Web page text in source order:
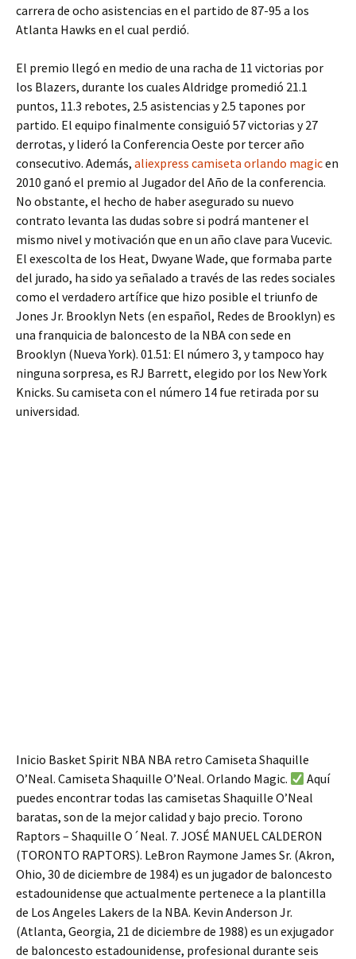
carrera de ocho asistencias en el partido de 87-95 a los
Atlanta Hawks en el cual perdió.
El premio llegó en medio de una racha de 11 victorias por
los Blazers, durante los cuales Aldridge promedió 21.1
puntos, 11.3 rebotes, 2.5 asistencias y 2.5 tapones por
partido. El equipo finalmente consiguió 57 victorias y 27
derrotas, y lideró la Conferencia Oeste por tercer año
consecutivo. Además, aliexpress camiseta orlando magicen
2010 ganó el premio al Jugador del Año de la conferencia.
No obstante, el hecho de haber asegurado su nuevo
contrato levanta las dudas sobre si podrá mantener el
mismo nivel y motivación que en un año clave para Vucevic.
El exescolta de los Heat, Dwyane Wade, que formaba parte
del jurado, ha sido ya señalado a través de las redes sociales
como el verdadero artífice que hizo posible el triunfo de
Jones Jr. Brooklyn Nets (en español, Redes de Brooklyn) es
una franquicia de baloncesto de la NBA con sede en
Brooklyn (Nueva York). 01.51: El número 3, y tampoco hay
ninguna sorpresa, es RJ Barrett, elegido por los New York
Knicks. Su camiseta con el número 14 fue retirada por su
universidad.
Inicio Basket Spirit NBA NBA retro Camiseta Shaquille
O’Neal. Camiseta Shaquille O’Neal. Orlando Magic.
Aquí
puedes encontrar todas las camisetas Shaquille O’Neal
baratas, son de la mejor calidad y bajo precio. Torono
Raptors – Shaquille O´Neal. 7. JOSÉ MANUEL CALDERON
(TORONTO RAPTORS). LeBron Raymone James Sr. (Akron,
Ohio, 30 de diciembre de 1984) es un jugador de baloncesto
estadounidense que actualmente pertenece a la plantilla
de Los Angeles Lakers de la NBA. Kevin Anderson Jr.
(Atlanta, Georgia, 21 de diciembre de 1988) es un exjugador
de baloncesto estadounidense, profesional durante seis